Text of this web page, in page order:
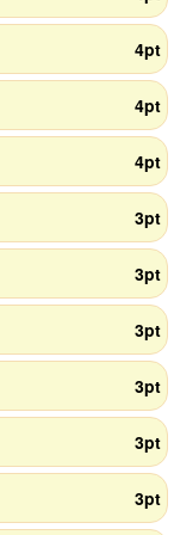
4pt
4pt
4pt
3pt
3pt
3pt
3pt
3pt
3pt